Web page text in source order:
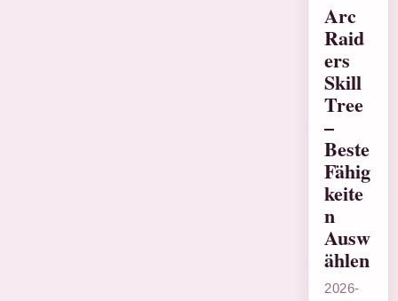
Arc
Raid
ers
Skill
Tree
–
Beste
Fähig
keite
n
Ausw
ählen
2026-